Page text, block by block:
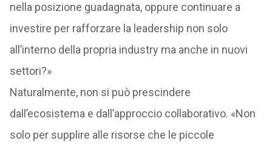
nella posizione guadagnata, oppure continuare a
investire per rafforzare la leadership non solo
all’interno della propria industry ma anche in nuovi
settori?»
Naturalmente, non si può prescindere
dall’ecosistema e dall’approccio collaborativo. «Non
solo per supplire alle risorse che le piccole